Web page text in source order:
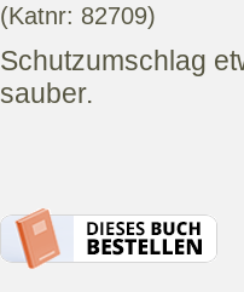
(Katnr: 82709)
Schutzumschlag
sauber.